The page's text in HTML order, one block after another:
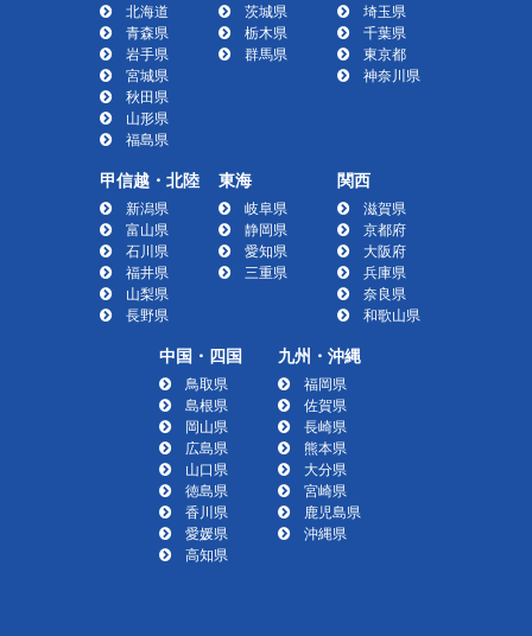
北海道
青森県
岩手県
宮城県
秋田県
山形県
福島県
茨城県
栃木県
群馬県
埼玉県
千葉県
東京都
神奈川県
甲信越・北陸
新潟県
富山県
石川県
福井県
山梨県
長野県
東海
岐阜県
静岡県
愛知県
三重県
関西
滋賀県
京都府
大阪府
兵庫県
奈良県
和歌山県
中国・四国
鳥取県
島根県
岡山県
広島県
山口県
徳島県
香川県
愛媛県
高知県
九州・沖縄
福岡県
佐賀県
長崎県
熊本県
大分県
宮崎県
鹿児島県
沖縄県